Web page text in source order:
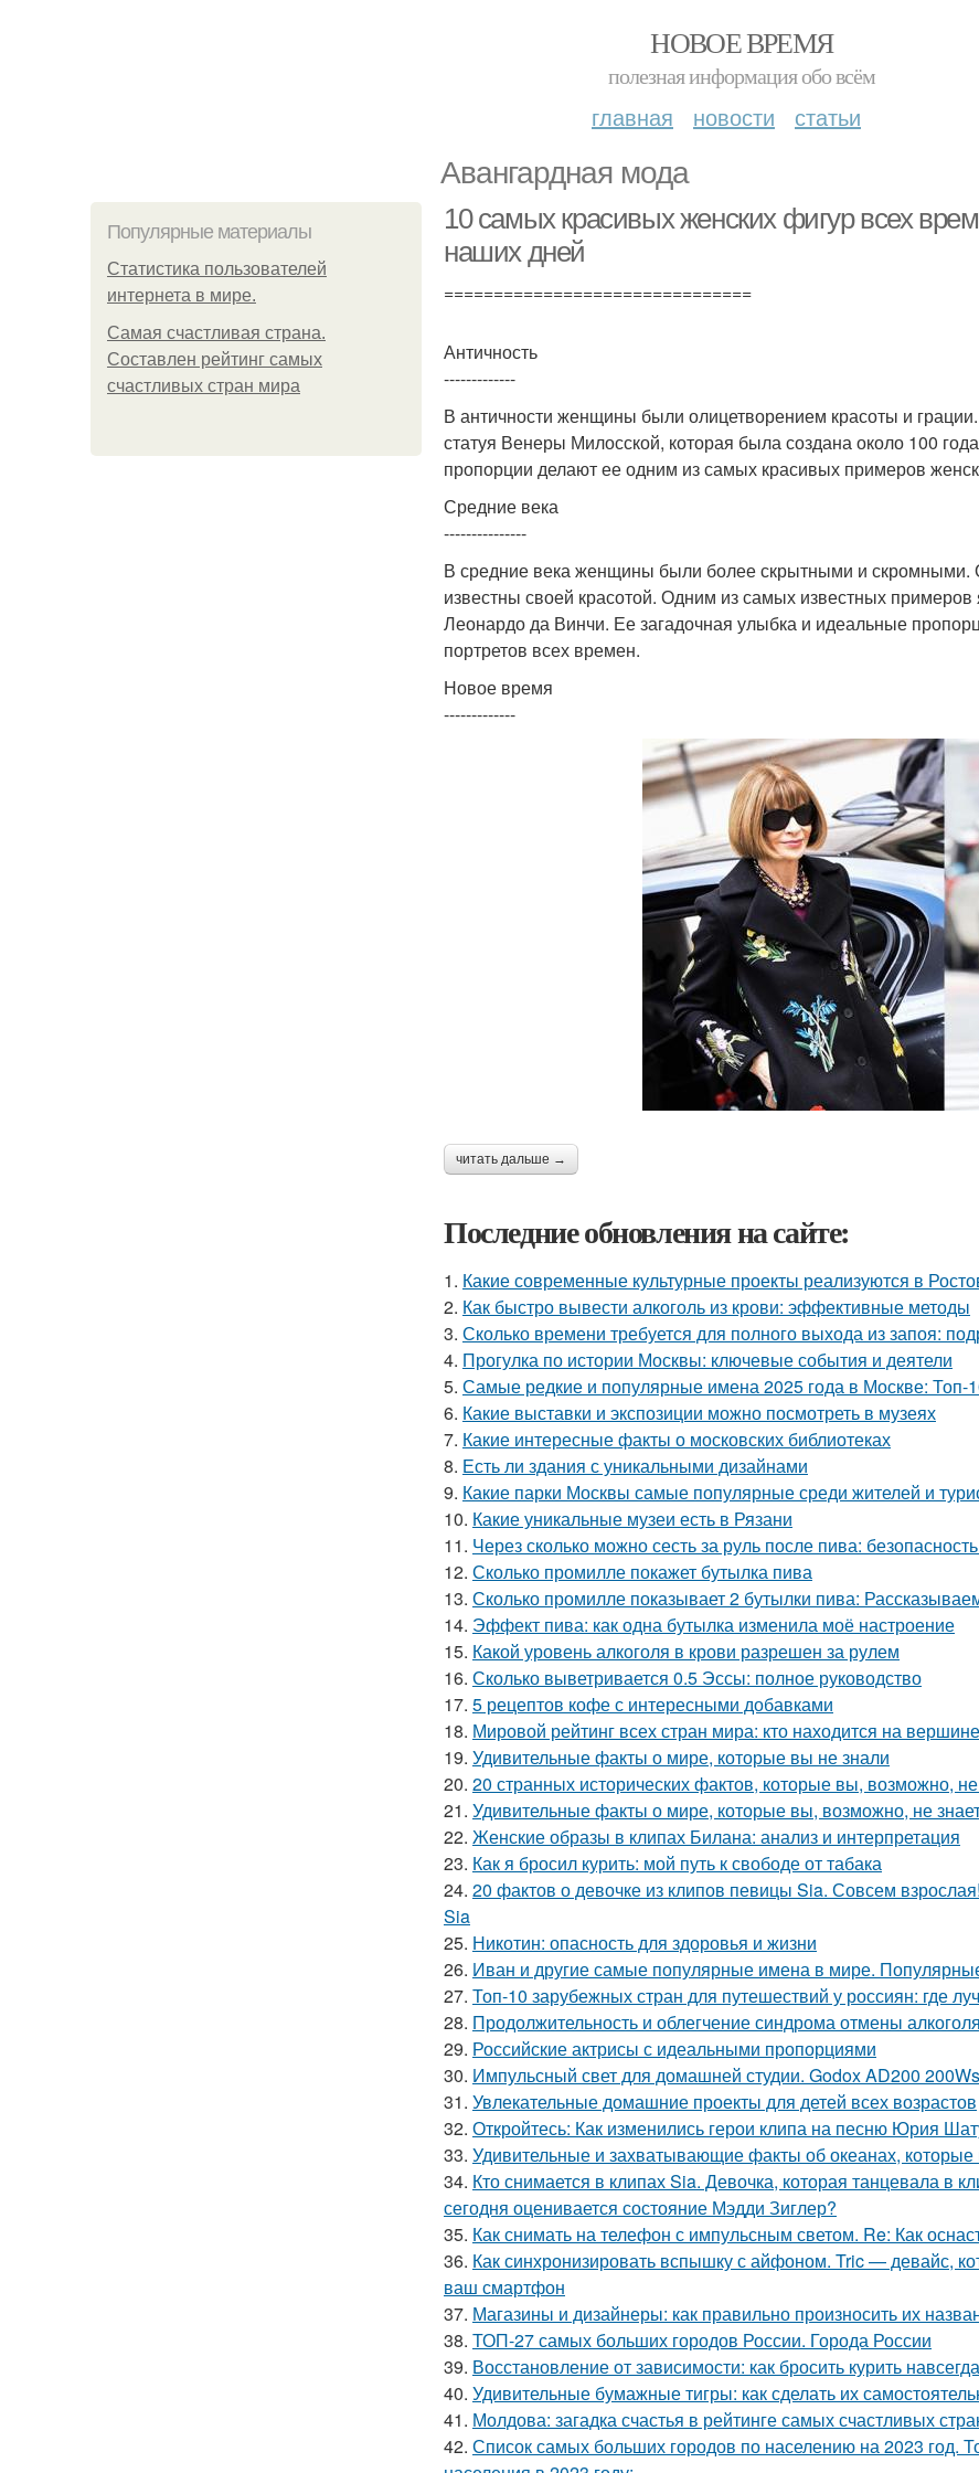
НОВОЕ ВРЕМЯ
полезная информация обо всём
главная новости статьи
Авангардная мода
Популярные материалы
Статистика пользователей
интернета в мире.
Самая счастливая страна.
Составлен рейтинг самых
счастливых стран мира
10 самых красивых женских фигур всех
наших дней
===============================
Античность
-------------
В античности женщины были олицетворением красоты и
статуя Венеры Милосской, которая была создана около 100
пропорции делают ее одним из самых красивых примеров
Средние века
---------------
В средние века женщины были более скрытными и
известны своей красотой. Одним из самых известных
Леонардо да Винчи. Ее загадочная улыбка и идеальные
портретов всех времен.
Новое время
-------------
читать дальше →
Последние обновления на сайте:
1. Какие современные культурные проекты реализуются в
2. Как быстро вывести алкоголь из крови: эффективные методы
3. Сколько времени требуется для полного выхода из запоя:
4. Прогулка по истории Москвы: ключевые события и деятели
5. Самые редкие и популярные имена 2025 года в Москве: Топ-
6. Какие выставки и экспозиции можно посмотреть в музеях
7. Какие интересные факты о московских библиотеках
8. Есть ли здания с уникальными дизайнами
9. Какие парки Москвы самые популярные среди жителей и
10. Какие уникальные музеи есть в Рязани
11. Через сколько можно сесть за руль после пива:
12. Сколько промилле покажет бутылка пива
13. Сколько промилле показывает 2 бутылки пива:
14. Эффект пива: как одна бутылка изменила моё настроение
15. Какой уровень алкоголя в крови разрешен за рулем
16. Сколько выветривается 0.5 Эссы: полное руководство
17. 5 рецептов кофе с интересными добавками
18. Мировой рейтинг всех стран мира: кто находится на вершине
19. Удивительные факты о мире, которые вы не знали
20. 20 странных исторических фактов, которые вы, возможно,
21. Удивительные факты о мире, которые вы, возможно, не
22. Женские образы в клипах Билана: анализ и интерпретация
23. Как я бросил курить: мой путь к свободе от табака
24. 20 фактов о девочке из клипов певицы Sia. Совсем
Sia
25. Никотин: опасность для здоровья и жизни
26. Иван и другие самые популярные имена в мире.
27. Топ-10 зарубежных стран для путешествий у россиян: где
28. Продолжительность и облегчение синдрома отмены
29. Российские актрисы с идеальными пропорциями
30. Импульсный свет для домашней студии. Godox AD200 200Ws
31. Увлекательные домашние проекты для детей всех возрастов
32. Откройтесь: Как изменились герои клипа на песню Юрия
33. Удивительные и захватывающие факты об океанах,
34. Кто снимается в клипах Sia. Девочка, которая танцевала в
сегодня оценивается состояние Мэдди Зиглер?
35. Как снимать на телефон с импульсным светом. Re: Как
36. Как синхронизировать вспышку с айфоном. Tric — девайс,
ваш смартфон
37. Магазины и дизайнеры: как правильно произносить их
38. ТОП-27 самых больших городов России. Города России
39. Восстановление от зависимости: как бросить курить навсегда
40. Удивительные бумажные тигры: как сделать их
41. Молдова: загадка счастья в рейтинге самых счастливых
42. Список самых больших городов по населению на 2023 год.